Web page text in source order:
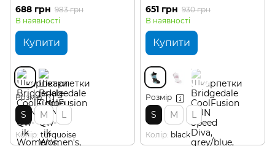
688 грн 983 грн
В наявності
Купити
Розмір
S M L
Колір turquoise
651 грн 930 грн
В наявності
Купити
Розмір
S M L
Колір black